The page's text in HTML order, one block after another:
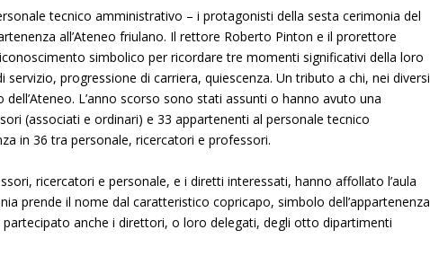
tecnico amministrativo – i protagonisti della sesta cerimonia del
all’Ateneo friulano. Il rettore Roberto Pinton e il prorettore
simbolico per ricordare tre momenti significativi della loro
servizio, progressione di carriera, quiescenza. Un tributo a chi, nei diversi
L’anno scorso sono stati assunti o hanno avuto una
(associati e ordinari) e 33 appartenenti al personale tecnico
in 36 tra personale, ricercatori e professori.
ricercatori e personale, e i diretti interessati, hanno affollato l’aula
prende il nome dal caratteristico copricapo, simbolo dell’appartenenza
anche i direttori, o loro delegati, degli otto dipartimenti